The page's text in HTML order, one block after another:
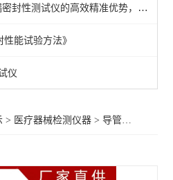
替代传统检漏方式：微泄漏密封性测试仪的高效精准优势，助力制造业提升品控效率与产品可靠性
能试验方法》
仪
> 医疗器械检测仪器 >导管导丝摩擦试验机